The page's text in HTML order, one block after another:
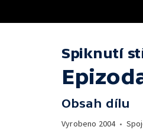
Spiknutí
Obsah dílu
Vyrobeno 2004•